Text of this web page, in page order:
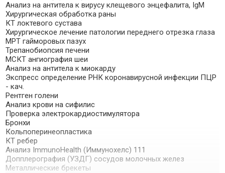
Анализ на антитела к вирусу клещевого энцефалита, IgM
Хирургическая обработка раны
КТ локтевого сустава
Хирургическое лечение патологии переднего отрезка глаза
МРТ гайморовых пазух
Трепанобиопсия печени
МСКТ ангиография шеи
Анализ на антитела к миокарду
Экспресс определение РНК коронавирусной инфекции ПЦР
- кач.
Рентген голени
Анализ крови на сифилис
Проверка электрокардиостимулятора
Бронхи
Кольпоперинеопластика
КТ ребер
Анализ ImmunoHealth (Иммунохелс) 111
Допплерография (УЗДГ) сосудов молочных желез
Металлические брекеты